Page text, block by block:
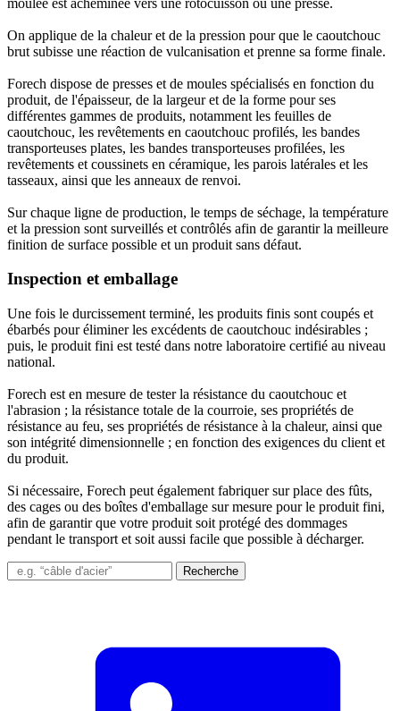
On applique de la chaleur et de la pression pour que le caoutchouc
brut subisse une réaction de vulcanisation et prenne sa forme finale.
Forech dispose de presses et de moules spécialisés en fonction du
produit, de l'épaisseur, de la largeur et de la forme pour ses
différentes gammes de produits, notamment les feuilles de
caoutchouc, les revêtements en caoutchouc profilés, les bandes
transporteuses plates, les bandes transporteuses profilées, les
revêtements et coussinets en céramique, les parois latérales et les
tasseaux, ainsi que les anneaux de renvoi.
Sur chaque ligne de production, le temps de séchage, la température
et la pression sont surveillés et contrôlés afin de garantir la meilleure
finition de surface possible et un produit sans défaut.
Inspection et emballage
Une fois le durcissement terminé, les produits finis sont coupés et
ébarbés pour éliminer les excédents de caoutchouc indésirables ;
puis, le produit fini est testé dans notre laboratoire certifié au niveau
national.
Forech est en mesure de tester la résistance du caoutchouc et
l'abrasion ; la résistance totale de la courroie, ses propriétés de
résistance au feu, ses propriétés de résistance à la chaleur, ainsi que
son intégrité dimensionnelle ; en fonction des exigences du client et
du produit.
Si nécessaire, Forech peut également fabriquer sur place des fûts,
des cages ou des boîtes d'emballage sur mesure pour le produit fini,
afin de garantir que votre produit soit protégé des dommages
pendant le transport et soit aussi facile que possible à décharger.
Recherche